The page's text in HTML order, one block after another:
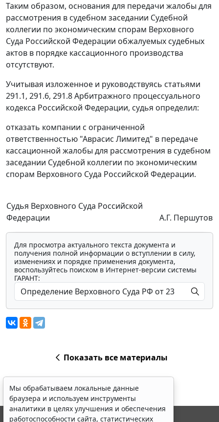
Таким образом, основания для передачи жалобы для
рассмотрения в судебном заседании Судебной
коллегии по экономическим спорам Верховного
Суда Российской Федерации обжалуемых судебных
актов в порядке кассационного производства
отсутствуют.
Учитывая изложенное и руководствуясь статьями
291.1, 291.6, 291.8Арбитражного процессуального
кодекса Российской Федерации, судья определил:
отказать компании с ограниченной
ответственностью "Аврасис Лимитед" в передаче
кассационной жалобы для рассмотрения в судебном
заседании Судебной коллегии по экономическим
спорам Верховного Суда Российской Федерации.
Судья Верховного Суда Российской
Федерации
А.Г. Першутов
Для просмотра актуального текста документа и
получения полной информации о вступлении в силу,
изменениях и порядке применения документа,
воспользуйтесь поиском в Интернет-версии системы
ГАРАНТ:
Показать все материалы
Мы обрабатываем локальные данные
браузера и используем инструменты
аналитики в целях улучшения и обеспечения
работоспособности сайта, статистических